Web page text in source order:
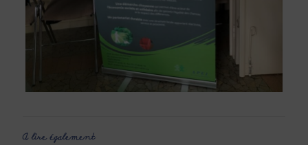
A lire également